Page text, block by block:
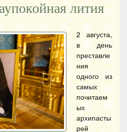
лития
2 августа,
в день
преставле
ния
одного из
самых
почитаем
ых
архипасты
рей